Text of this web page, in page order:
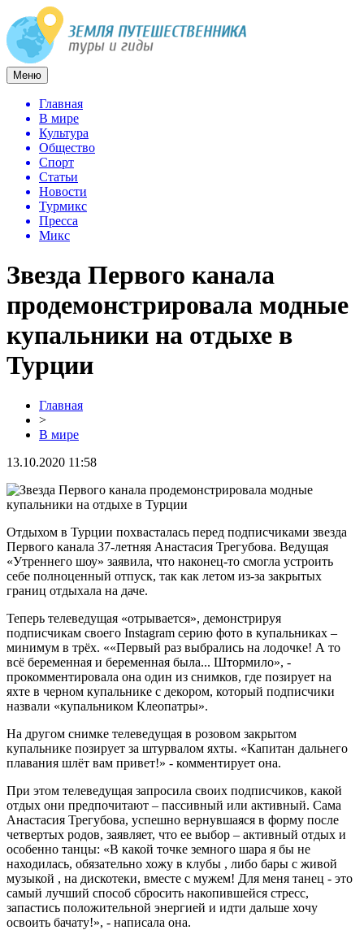
Меню
Главная
В мире
Культура
Общество
Спорт
Статьи
Новости
Турмикс
Пресса
Микс
Звезда Первого канала
продемонстрировала модные
купальники на отдыхе в
Турции
Главная
>
В мире
13.10.2020 11:58
Отдыхом в Турции похвасталась перед подписчиками звезда
Первого канала 37-летняя Анастасия Трегубова. Ведущая
«Утреннего шоу» заявила, что наконец-то смогла устроить
себе полноценный отпуск, так как летом из-за закрытых
границ отдыхала на даче.
Теперь телеведущая «отрывается», демонстрируя
подписчикам своего Instagram серию фото в купальниках –
минимум в трёх. ««Первый раз выбрались на лодочке! А то
всё беременная и беременная была... Штормило», -
прокомментировала она один из снимков, где позирует на
яхте в черном купальнике с декором, который подписчики
назвали «купальником Клеопатры».
На другом снимке телеведущая в розовом закрытом
купальнике позирует за штурвалом яхты. «Капитан дальнего
плавания шлёт вам привет!» - комментирует она.
При этом телеведущая запросила своих подписчиков, какой
отдых они предпочитают – пассивный или активный. Сама
Анастасия Трегубова, успешно вернувшаяся в форму после
четвертых родов, заявляет, что ее выбор – активный отдых и
особенно танцы: «В какой точке земного шара я бы не
находилась, обязательно хожу в клубы , либо бары с живой
музыкой , на дискотеки, вместе с мужем! Для меня танец - это
самый лучший способ сбросить накопившейся стресс,
запастись положительной энергией и идти дальше хочу
освоить бачату!», - написала она.